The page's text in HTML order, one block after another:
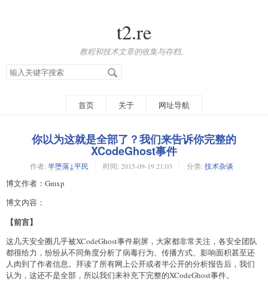
t2.re
教程和技术文章的收集与存档。
搜
索
首页 关于 网址导航
你以为这就是全部了？我们来告诉你完整的
XCodeGhost事件
作者: 半堕落↓平民 时间: 2015-09-19 21:03 分类: 技术杂谈
博文作者：Gmxp
博文内容：
【前言】
这几天安全圈几乎被XCodeGhost事件刷屏，大家都非常关注，各安全团队
都很给力，纷纷从不同角度分析了病毒行为、传播方式、影响面积甚至还
人肉到了作者信息。拜读了所有网上公开或者半公开的分析报告后，我们
认为，这还不是全部，所以我们来补充下完整的XCodeGhost事件。